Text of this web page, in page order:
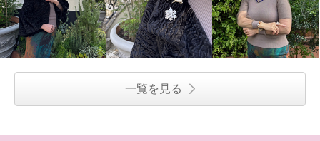
一覧を見る